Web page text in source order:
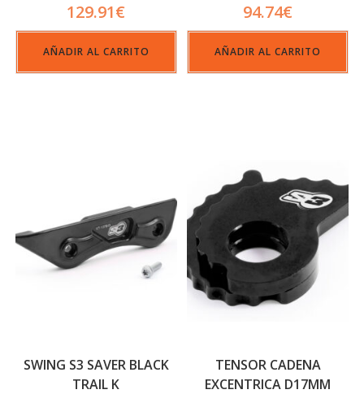
129.91€
AÑADIR AL CARRITO
94.74€
AÑADIR AL CARRITO
SWING S3 SAVER BLACK
TRAIL K
TENSOR CADENA
EXCENTRICA D17MM